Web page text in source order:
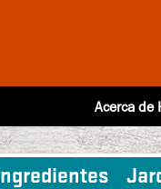
Acerca de
Ingredientes